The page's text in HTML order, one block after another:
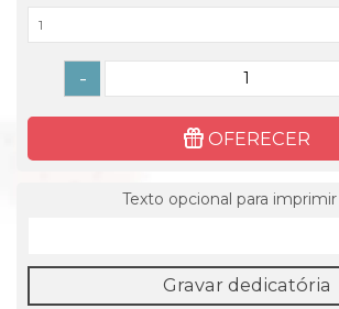
1
-
OFERECER
Texto opcional para imprimir
Gravar dedicatória